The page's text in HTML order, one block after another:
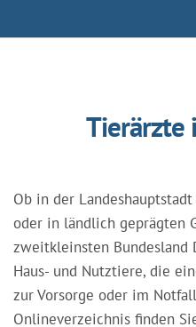
Tierärzte
Ob in der
oder in ländlich geprägten
zweitkleinsten Bundesland
Haus- und Nutztiere, die
zur Vorsorge oder im
Onlineverzeichnis finden